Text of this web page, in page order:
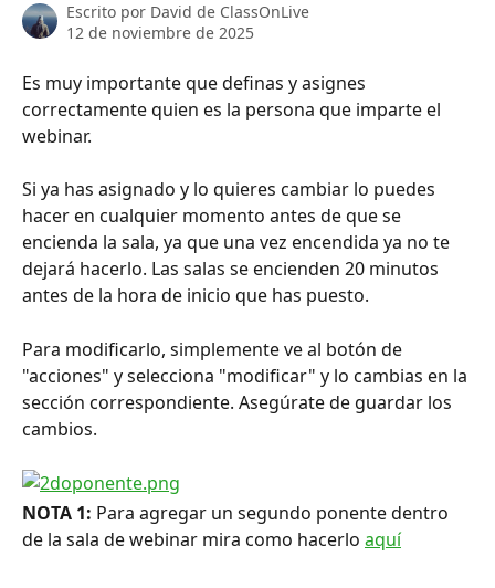
Escrito por David de ClassOnLive
12 de noviembre de 2025
Es muy importante que definas y asignes
correctamente quien es la persona que imparte el
webinar.
Si ya has asignado y lo quieres cambiar lo puedes
hacer en cualquier momento antes de que se
encienda la sala, ya que una vez encendida ya no te
dejará hacerlo. Las salas se encienden 20 minutos
antes de la hora de inicio que has puesto.
Para modificarlo, simplemente ve al botón de
"acciones" y selecciona "modificar" y lo cambias en la
sección correspondiente. Asegúrate de guardar los
cambios.
NOTA 1: Para agregar un segundo ponente dentro
de la sala de webinar mira como hacerlo aquí